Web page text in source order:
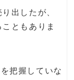
出したが、
ともありま
把握していな